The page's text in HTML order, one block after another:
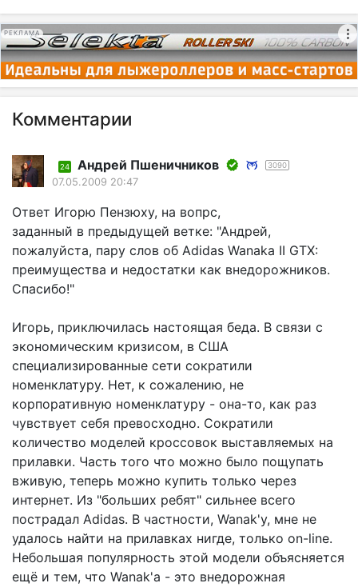
РЕКЛАМА
Комментарии
24 Андрей Пшеничников 3090
07.05.2009 20:47
Ответ Игорю Пензюху, на вопрс,
заданный в предыдущей ветке: "Андрей,
пожалуйста, пару слов об Аdidas Wanaka II GTX:
преимущества и недостатки как внедорожников.
Спасибо!"
Игорь, приключилась настоящая беда. В связи с
экономическим кризисом, в США
специализированные сети сократили
номенклатуру. Нет, к сожалению, не
корпоративную номенклатуру - она-то, как раз
чувствует себя превосходно. Сократили
количество моделей кроссовок выставляемых на
прилавки. Часть того что можно было пощупать
вживую, теперь можно купить только через
интернет. Из "больших ребят" сильнее всего
пострадал Аdidas. В частности, Wanak'у, мне не
удалось найти на прилавках нигде, только on-line.
Небольшая популярность этой модели объясняется
ещё и тем, что Wanak'а - это внедорожная